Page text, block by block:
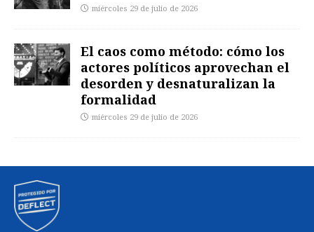
miércoles 29 de julio de 2026
El caos como método: cómo los
actores políticos aprovechan el
desorden y desnaturalizan la
formalidad
miércoles 29 de julio de 2026